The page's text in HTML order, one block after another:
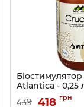
Atlantica - 0,25
Артикул: 3203078-
439 418 грн